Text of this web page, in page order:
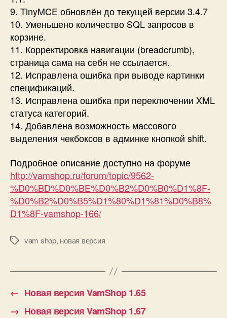
9. TinyMCE обновлён до текущей версии 3.4.7
10. Уменьшено количество SQL запросов в
корзине.
11. Корректировка навигации (breadcrumb),
страница сама на себя не ссылается.
12. Исправлена ошибка при выводе картинки
спецификаций.
13. Исправлена ошибка при переключении XML
статуса категорий.
14. Добавлена возможность массового
выделения чекбоксов в админке кнопкой shift.
Подробное описание доступно на форуме
http://vamshop.ru/forum/topic/9562-
%D0%BD%D0%BE%D0%B2%D0%B0%D1%8F-
%D0%B2%D0%B5%D1%80%D1%81%D0%B8%
D1%8F-vamshop-166/
Меткиvam shop, новая версия
← Новая версия VamShop 1.65
→ Новая версия VamShop 1.67